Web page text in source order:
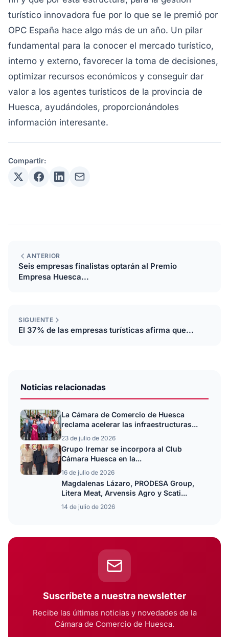
turístico innovadora fue por lo que se le premió por
OPC España hace algo más de un año. Un pilar
fundamental para la conocer el mercado turístico,
interno y externo, favorecer la toma de decisiones,
optimizar recursos económicos y conseguir dar
valor a los agentes turísticos de la provincia de
Huesca, ayudándoles, proporcionándoles
información interesante.
Compartir:
ANTERIOR
Seis empresas finalistas optarán al Premio
Empresa Huesca...
SIGUIENTE
El 37% de las empresas turísticas afirma que...
Noticias relacionadas
La Cámara de Comercio de Huesca
reclama acelerar las infraestructuras...
23 de julio de 2026
Grupo Iremar se incorpora al Club
Cámara Huesca en la...
16 de julio de 2026
Magdalenas Lázaro, PRODESA Group,
Litera Meat, Arvensis Agro y Scati...
14 de julio de 2026
Suscríbete a nuestra newsletter
Recibe las últimas noticias y novedades de la
Cámara de Comercio de Huesca.